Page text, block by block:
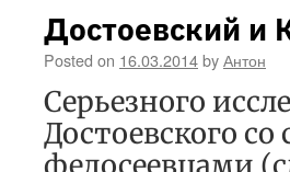
Достоевский и
Posted on 16.03.2014byАнтон
Серьезного
Достоевского